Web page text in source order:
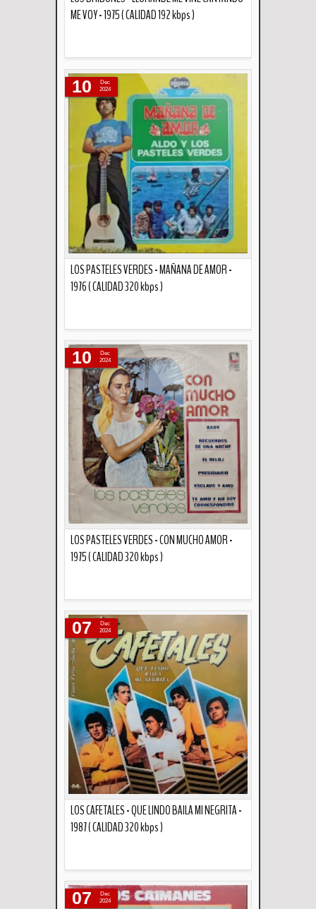
ME VOY - 1975 ( CALIDAD 192 kbps )
LOS PASTELES VERDES - MAÑANA DE AMOR -
1976 ( CALIDAD 320 kbps )
10
Dec
2024
LOS PASTELES VERDES - CON MUCHO AMOR -
1975 ( CALIDAD 320 kbps )
10
Dec
2024
LOS CAFETALES - QUE LINDO BAILA MI NEGRITA -
1987 ( CALIDAD 320 kbps )
07
Dec
2024
07
Dec
2024